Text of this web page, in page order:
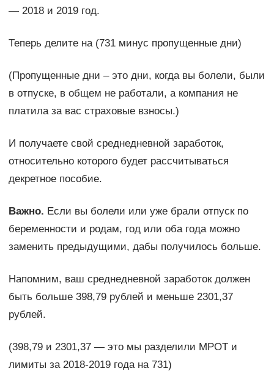
— 2018 и 2019 год.
Теперь делите на (731 минус пропущенные дни)
(Пропущенные дни – это дни, когда вы болели, были
в отпуске, в общем не работали, а компания не
платила за вас страховые взносы.)
И получаете свой среднедневной заработок,
относительно которого будет рассчитываться
декретное пособие.
Важно. Если вы болели или уже брали отпуск по
беременности и родам, год или оба года можно
заменить предыдущими, дабы получилось больше.
Напомним, ваш среднедневной заработок должен
быть больше 398,79 рублей и меньше 2301,37
рублей.
(398,79 и 2301,37 — это мы разделили МРОТ и
лимиты за 2018-2019 года на 731)